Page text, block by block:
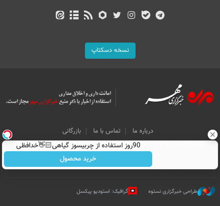
نسخه دسکتاپ
درباره ما تماس با ما
بازرگانی
All Content by Mehr News Agency is licensed under a Creative Commons
Attribution 4.0 International License.
طراحی خبرگزاری نستوه گرافیک: استودیو پیکسل
90روز استفاده از چربیسوز گیاهی👋🏻خدافظی
همیشگی با چاقی!خرید با تخفیف
خرید محصول